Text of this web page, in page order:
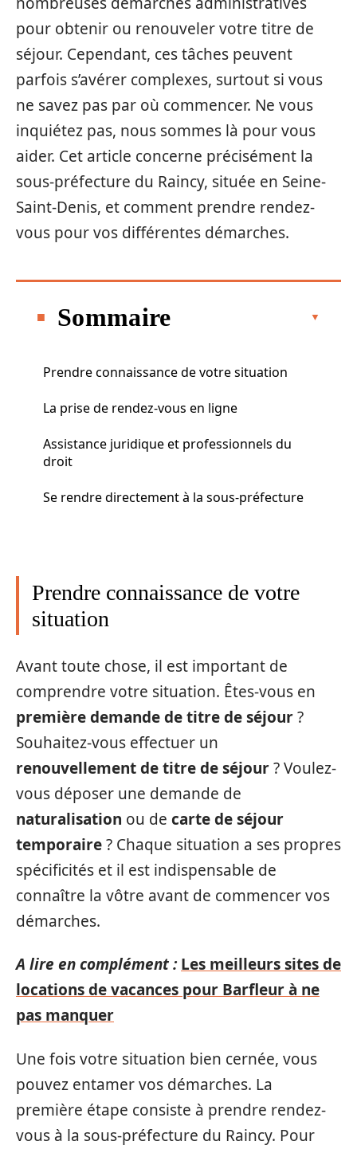
pour obtenir ou renouveler votre titre de
séjour. Cependant, ces tâches peuvent
parfois s’avérer complexes, surtout si vous
ne savez pas par où commencer. Ne vous
inquiétez pas, nous sommes là pour vous
aider. Cet article concerne précisément la
sous-préfecture du Raincy, située en Seine-
Saint-Denis, et comment prendre rendez-
vous pour vos différentes démarches.
Sommaire
Prendre connaissance de votre situation
La prise de rendez-vous en ligne
Assistance juridique et professionnels du
droit
Se rendre directement à la sous-préfecture
Prendre connaissance de votre
situation
Avant toute chose, il est important de
comprendre votre situation. Êtes-vous en
première demande de titre de séjour?
Souhaitez-vous effectuer un
renouvellement de titre de séjour? Voulez-
vous déposer une demande de
naturalisation ou de carte de séjour
temporaire? Chaque situation a ses propres
spécificités et il est indispensable de
connaître la vôtre avant de commencer vos
démarches.
A lire en complément : Les meilleurs sites de
locations de vacances pour Barfleur à ne
pas manquer
Une fois votre situation bien cernée, vous
pouvez entamer vos démarches. La
première étape consiste à prendre rendez-
vous à la sous-préfecture du Raincy. Pour